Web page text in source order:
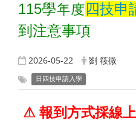
115學年度四技申
到注意事項
2026-05-22 劉 筱微
日四技申請入學
⚠ 報到方式採線